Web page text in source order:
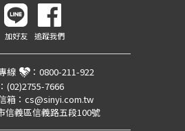
加好友 追蹤我們
線 ： 0800-211-922
(02)2755-7666
箱： cs@sinyi.com.tw
信義區信義路五段100號